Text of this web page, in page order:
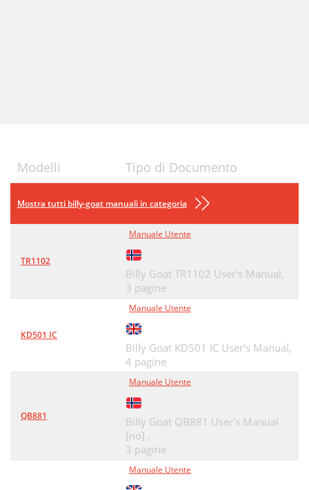
Modelli Tipo di Documento
Mostra tutti billy-goat manuali in categoria
TR1102
Manuale Utente
Billy Goat TR1102 User's Manual,
3 pagine
KD501 IC
Manuale Utente
Billy Goat KD501 IC User's Manual,
4 pagine
QB881
Manuale Utente
Billy Goat QB881 User's Manual
[no] ,
3 pagine
Manuale Utente